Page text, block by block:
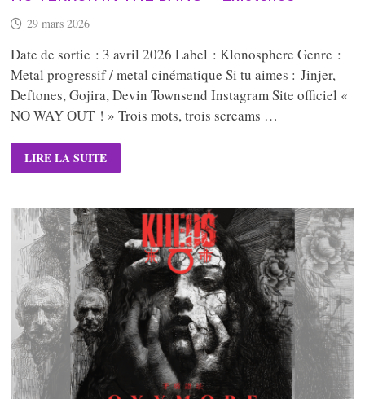
29 mars 2026
Date de sortie : 3 avril 2026 Label : Klonosphere Genre :
Metal progressif / metal cinématique Si tu aimes : Jinjer,
Deftones, Gojira, Devin Townsend Instagram Site officiel «
NO WAY OUT ! » Trois mots, trois screams …
NO
TERROR
IN
–
EXISTENCE
LIRE LA SUITE